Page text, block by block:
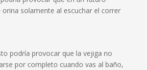
solamente al escuchar el correr
podría provocar que la vejiga no
por completo cuando vas al baño,